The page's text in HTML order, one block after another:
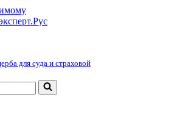
для суда и страховой